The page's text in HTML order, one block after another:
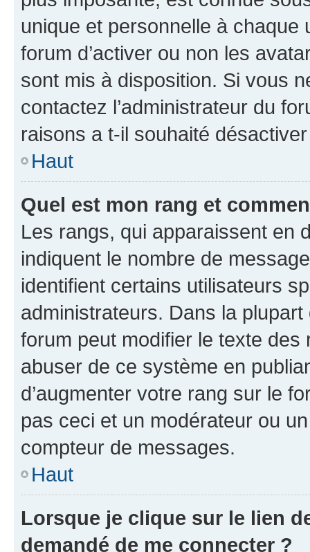
unique et personnelle à chaque
forum d’activer ou non les
sont mis à disposition. Si vous
contactez l’administrateur du
raisons a t-il souhaité
Haut
Quel est mon rang et
Les rangs, qui apparaissent en
indiquent le nombre de
identifient certains utilisateurs
administrateurs. Dans la
forum peut modifier le texte
abuser de ce système en
d’augmenter votre rang sur le
pas ceci et un modérateur ou
compteur de messages.
Haut
Lorsque je clique sur le lien
demandé de me connecter ?